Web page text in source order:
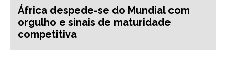
África despede-se do Mundial com
orgulho e sinais de maturidade
competitiva